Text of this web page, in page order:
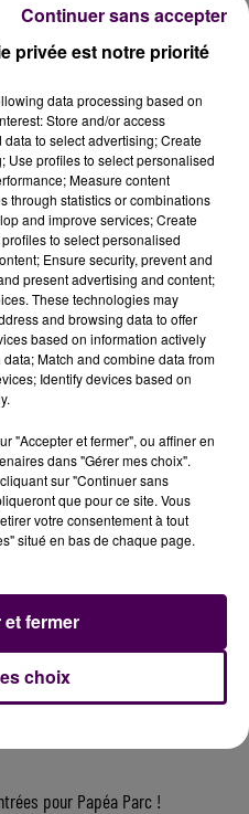
raconte une partie de
et culturelle de
et
18h30au niveau des
municipalité dans son
la diffusion -avec bien
général en milieu de
à 18h30 également,
d'écoute".
au casting The Voice & The Voice
pour Papéa Parc !
privée est notre priorité
data processing based on
Store and/or access
to select advertising; Create
Use profiles to select personalised
Measure content
through statistics or combinations
and improve services; Create
to select personalised
Ensure security, prevent and
present advertising and content;
These technologies may
and browsing data to offer
based on information actively
Match and combine data from
Identify devices based on
"Accepter et fermer", ou affiner en
dans "Gérer mes choix".
sur "Continuer sans
que pour ce site. Vous
votre consentement à tout
situé en bas de chaque page.
choix
fermer
Continuer sans accepter